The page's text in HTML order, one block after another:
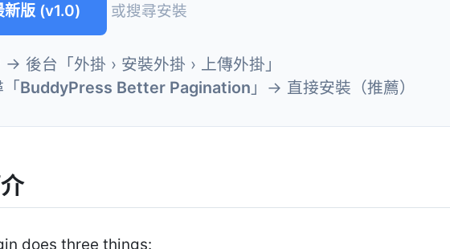
版 (v1.0) 或搜尋安裝
後台「外掛 › 安裝外掛 › 上傳外掛」
BuddyPress Better Pagination 」→ 直接安裝（推薦）
does three things: